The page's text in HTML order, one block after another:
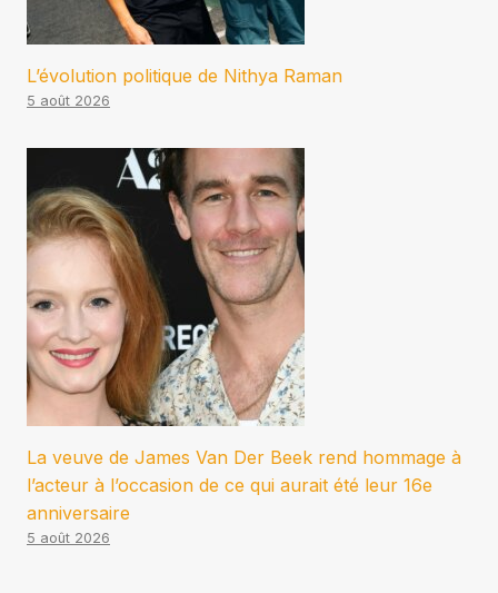
L’évolution politique de Nithya Raman
5 août 2026
La veuve de James Van Der Beek rend hommage à
l’acteur à l’occasion de ce qui aurait été leur 16e
anniversaire
5 août 2026